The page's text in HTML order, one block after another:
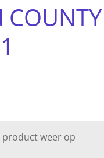
COUNTY
weer op